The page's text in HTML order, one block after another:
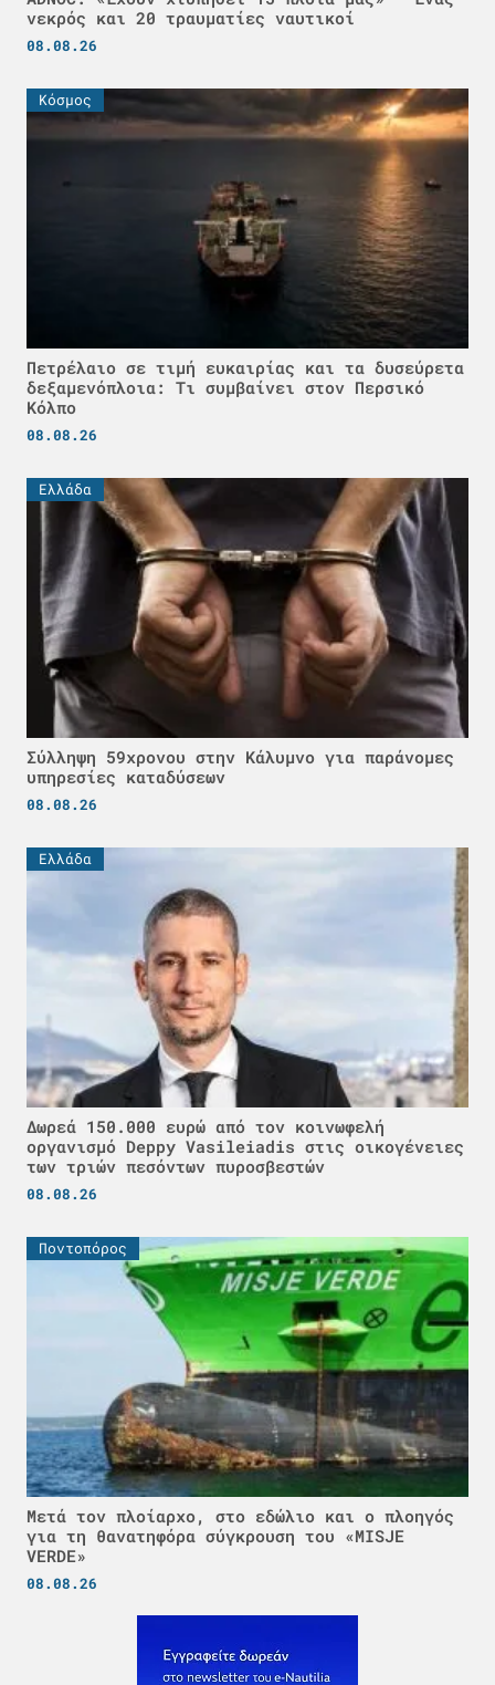
νεκρός και 20 τραυματίες ναυτικοί
08.08.26
Κόσμος
Πετρέλαιο σε τιμή ευκαιρίας και τα δυσεύρετα
δεξαμενόπλοια: Τι συμβαίνει στον Περσικό
Κόλπο
08.08.26
Ελλάδα
Σύλληψη 59χρονου στην Κάλυμνο για παράνομες
υπηρεσίες καταδύσεων
08.08.26
Ελλάδα
Δωρεά 150.000 ευρώ από τον κοινωφελή
οργανισμό Deppy Vasileiadis στις οικογένειες
των τριών πεσόντων πυροσβεστών
08.08.26
Ποντοπόρος
Μετά τον πλοίαρχο, στο εδώλιο και ο πλοηγός
για τη θανατηφόρα σύγκρουση του «MISJE
VERDE»
08.08.26